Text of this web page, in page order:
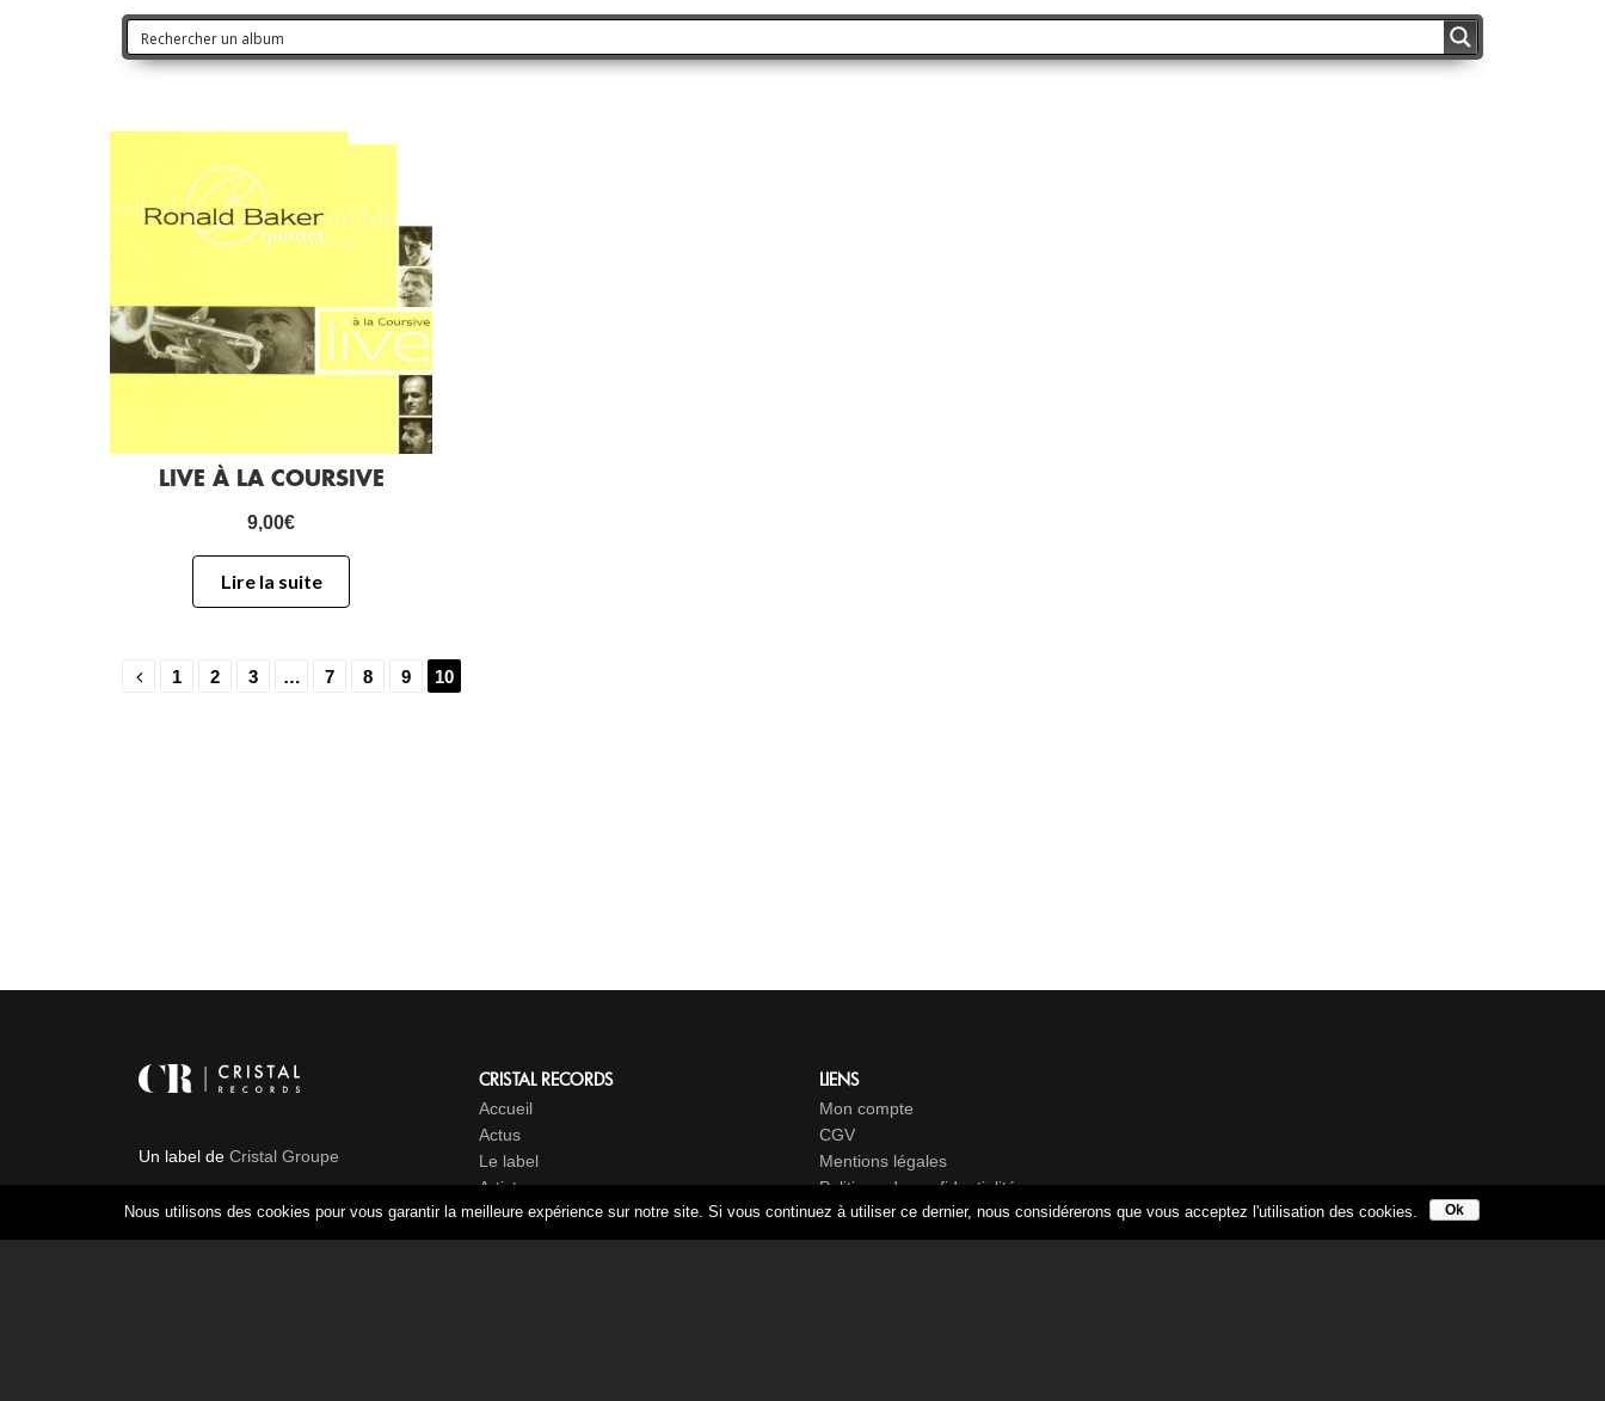
LIVE À LA COURSIVE
9,00€
Lire la suite
1 2 3 … 7 8 9 10
Un label de Cristal Groupe
CRISTAL RECORDS
Accueil
Actus
Le label
Artistes
Albums
Contact
LIENS
Mon compte
CGV
Mentions légales
Politique de confidentialité
Nous utilisons des cookies pour vous garantir la meilleure expérience sur notre site. Si vous continuez à utiliser ce dernier, nous considérerons que vous acceptez l'utilisation des cookies. Ok